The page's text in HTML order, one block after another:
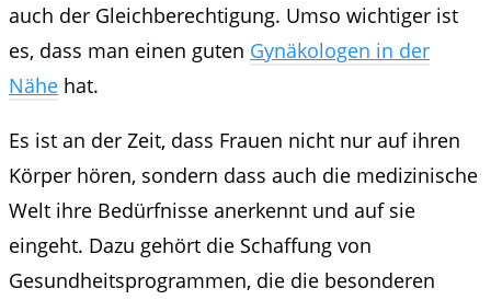
auch der Gleichberechtigung. Umso wichtiger ist
es, dass man einen guten Gynäkologen in der
Nähe hat.
Es ist an der Zeit, dass Frauen nicht nur auf ihren
Körper hören, sondern dass auch die medizinische
Welt ihre Bedürfnisse anerkennt und auf sie
eingeht. Dazu gehört die Schaffung von
Gesundheitsprogrammen, die die besonderen